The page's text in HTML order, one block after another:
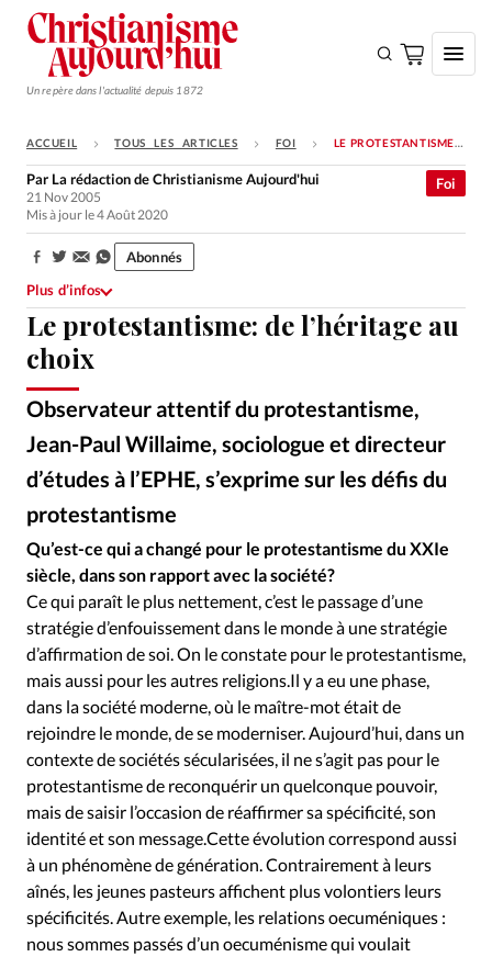
Un repère dans l'actualité depuis 1872
S'ABONNER
Monde
Opinions
Tous les articles
Faire un don
Emploi
Se connecter
Édition: Internationale
RUBRIQUES
Tous les articles
Actualité chrétienne
Actualité internationale
Chronique
Culture
Dossier
Eglises Foi Génération réveil
Monde
Opinions
Publireportage
Relations Aujourd'hui
Société
Tour du monde des Eglises
Trait d'Ixène
Vécu
Vie Intérieure
ACCUEIL TOUS LES ARTICLES FOI LE PROTESTANTISME: DE L’HÉRITAGE AU CHOIX
Le protestantisme: de l’héritage au
choix
Observateur attentif du protestantisme,
Jean-Paul Willaime, sociologue et directeur
d’études à l’EPHE, s’exprime sur les défis du
protestantisme
Foi
Par La rédaction de Christianisme Aujourd'hui
21 Nov 2005
Mis à jour le 4 Août 2020
Partager:
Abonnés
Plus d’infos
Qu’est-ce qui a changé pour le protestantisme du XXIe
siècle, dans son rapport avec la société?
Ce qui paraît le plus nettement, c’est le passage d’une
stratégie d’enfouissement dans le monde à une stratégie
d’affirmation de soi. On le constate pour le protestantisme,
mais aussi pour les autres religions.Il y a eu une phase,
dans la société moderne, où le maître-mot était de
rejoindre le monde, de se moderniser. Aujourd’hui, dans un
contexte de sociétés sécularisées, il ne s’agit pas pour le
protestantisme de reconquérir un quelconque pouvoir,
mais de saisir l’occasion de réaffirmer sa spécificité, son
identité et son message.Cette évolution correspond aussi
à un phénomène de génération. Contrairement à leurs
aînés, les jeunes pasteurs affichent plus volontiers leurs
spécificités. Autre exemple, les relations oecuméniques :
nous sommes passés d’un oecuménisme qui voulait